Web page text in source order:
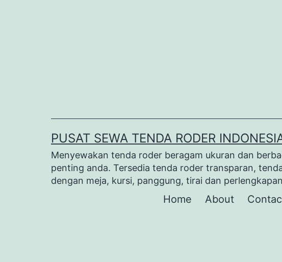
PUSAT SEWA TENDA RODER
Menyewakan tenda roder beragam ukuran dan
penting anda. Tersedia tenda roder transparan,
dengan meja, kursi, panggung, tirai dan
Home About